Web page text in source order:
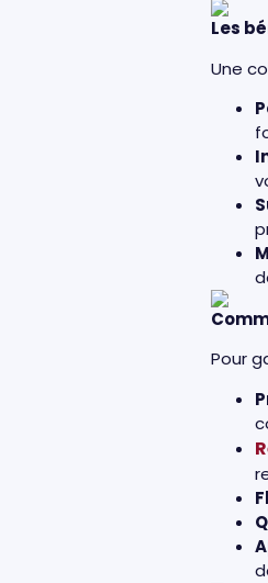
Les
Une
Pour